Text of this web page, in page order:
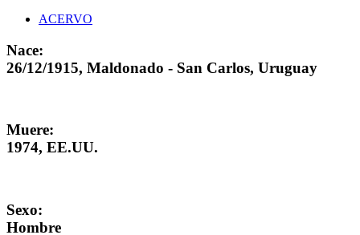
ACERVO
Nace:
26/12/1915, Maldonado - San Carlos, Uruguay
Muere:
1974, EE.UU.
Sexo:
Hombre